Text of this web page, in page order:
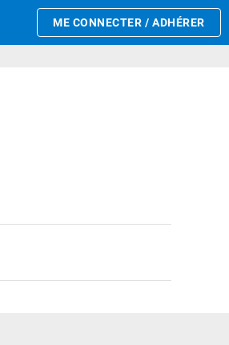
ME CONNECTER / ADHÉRER